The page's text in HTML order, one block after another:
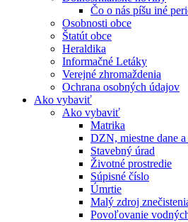
Čo o nás píšu iné
Osobnosti obce
Štatút obce
Heraldika
Informačné Letáky
Verejné zhromaždenia
Ochrana osobných údajov
Ako vybaviť
Ako vybaviť
Matrika
DZN, miestne dane
Stavebný úrad
Životné prostredie
Súpisné číslo
Úmrtie
Malý zdroj
Povoľovanie